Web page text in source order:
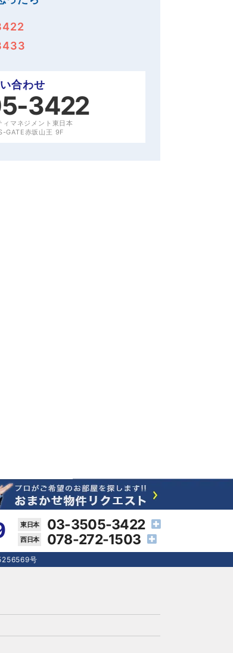
合わせ
3422
マネジメント東日本
GATE赤坂山王 9F
03-3505-3422
078-272-1503
号